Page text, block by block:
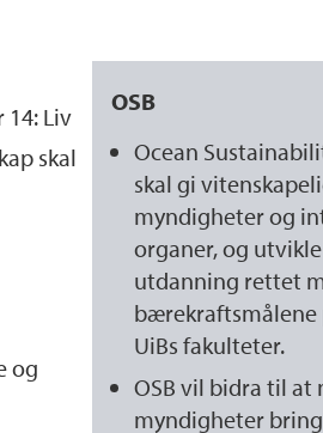
OSB
Ocean
skal gi
myndigheter og
organer, og
utdanning rettet
bærekraftsmålene
UiBs fakulteter.
OSB vil bidra til at
myndigheter
Liv
skal
og